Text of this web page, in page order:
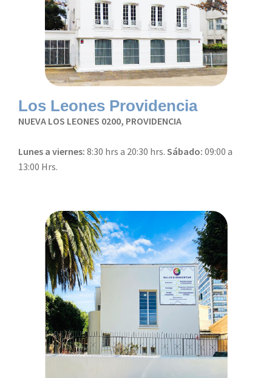
Los Leones Providencia
NUEVA LOS LEONES 0200, PROVIDENCIA
Lunes a viernes: 8:30 hrs a 20:30 hrs. Sábado: 09:00 a
13:00 Hrs.